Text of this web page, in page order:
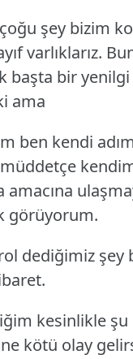
çoğu şey bizim
varlıklarız.
başta bir
ama
ben kendi
amacına
görüyorum.
dediğimiz şey
kesinlikle
ne kötü olay